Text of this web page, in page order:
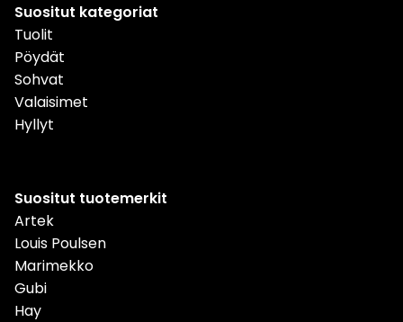
Suositut kategoriat
Tuolit
Pöydät
Sohvat
Valaisimet
Hyllyt
Suositut tuotemerkit
Artek
Louis Poulsen
Marimekko
Gubi
Hay